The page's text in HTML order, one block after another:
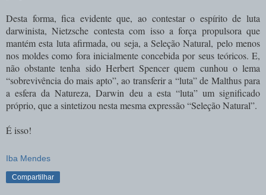
Desta forma, fica evidente que, ao contestar o espírito de luta
darwinista, Nietzsche contesta com isso a força propulsora que
mantém esta luta afirmada, ou seja, a Seleção Natural, pelo menos
nos moldes como fora inicialmente concebida por seus teóricos. E,
não obstante tenha sido Herbert Spencer quem cunhou o lema
“sobrevivência do mais apto”, ao transferir a “luta” de Malthus para
a esfera da Natureza, Darwin deu a esta “luta” um significado
próprio, que a sintetizou nesta mesma expressão “Seleção Natural”.
É isso!
Iba Mendes
Compartilhar